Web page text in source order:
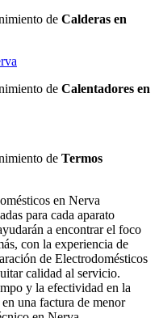
de Calderas en
de Calentadores en
de Termos
en Nerva
para cada aparato
a encontrar el foco
con la experiencia de
de Electrodomésticos
calidad al servicio.
y la efectividad en la
una factura de menor